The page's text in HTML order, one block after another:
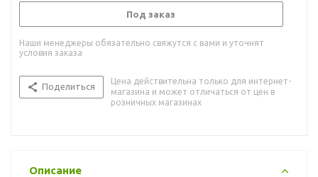
Под заказ
Наши менеджеры обязательно свяжутся с вами и уточнят
условия заказа
Поделиться
Цена действительна только для интернет-
магазина и может отличаться от цен в
розничных магазинах
Описание